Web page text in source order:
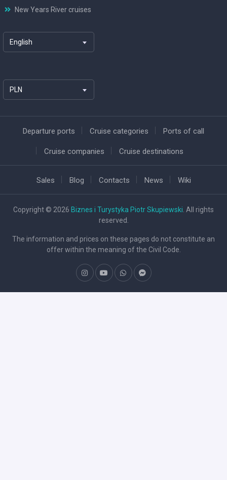
New Years River cruises
English
PLN
Departure ports Cruise categories Ports of call
Cruise companies Cruise destinations
Sales Blog Contacts News Wiki
Copyright © 2026 Biznes i Turystyka Piotr Skupiewski . All rights
reserved.
The information and prices on these pages do not constitute an
offer within the meaning of the Civil Code.